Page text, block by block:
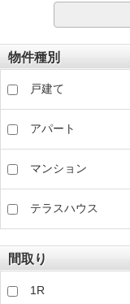
物件種別
戸建て
アパート
マンション
テラスハウス
間取り
1R